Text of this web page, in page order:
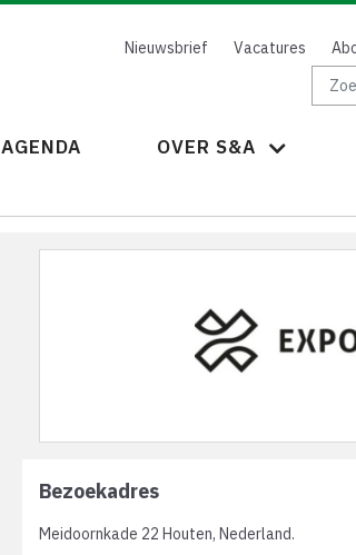
Nieuwsbrief Vacatures
AGENDA OVER S&A
Bezoekadres
Meidoornkade 22 Houten, Nederland.